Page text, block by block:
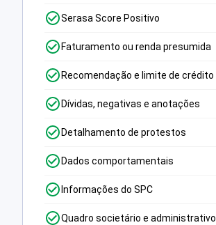
Serasa Score Positivo
Faturamento ou renda presumida
Recomendação e limite de crédito
Dívidas, negativas e anotações
Detalhamento de protestos
Dados comportamentais
Informações do SPC
Quadro societário e administrativo